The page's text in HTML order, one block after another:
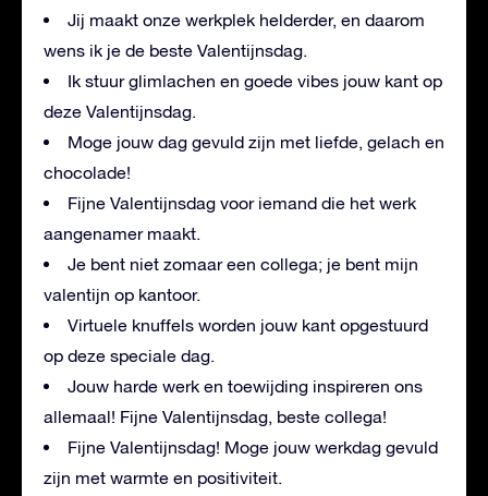
Jij maakt onze werkplek helderder, en daarom
wens ik je de beste Valentijnsdag.
Ik stuur glimlachen en goede vibes jouw kant op
deze Valentijnsdag.
Moge jouw dag gevuld zijn met liefde, gelach en
chocolade!
Fijne Valentijnsdag voor iemand die het werk
aangenamer maakt.
Je bent niet zomaar een collega; je bent mijn
valentijn op kantoor.
Virtuele knuffels worden jouw kant opgestuurd
op deze speciale dag.
Jouw harde werk en toewijding inspireren ons
allemaal! Fijne Valentijnsdag, beste collega!
Fijne Valentijnsdag! Moge jouw werkdag gevuld
zijn met warmte en positiviteit.